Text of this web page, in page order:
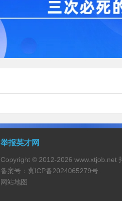
举报英才网
Copyright © 2012-2026 www.xtjob.net
备案号： 冀ICP备2024065279号
网站地图